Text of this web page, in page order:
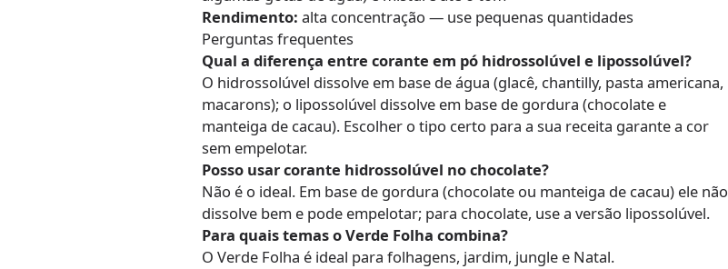
Rendimento: alta concentração — use pequenas quantidades
Perguntas frequentes
Qual a diferença entre corante em pó hidrossolúvel e lipossolúvel?
O hidrossolúvel dissolve em base de água (glacê, chantilly, pasta americana,
macarons); o lipossolúvel dissolve em base de gordura (chocolate e
manteiga de cacau). Escolher o tipo certo para a sua receita garante a cor
sem empelotar.
Posso usar corante hidrossolúvel no chocolate?
Não é o ideal. Em base de gordura (chocolate ou manteiga de cacau) ele não
dissolve bem e pode empelotar; para chocolate, use a versão lipossolúvel.
Para quais temas o Verde Folha combina?
O Verde Folha é ideal para folhagens, jardim, jungle e Natal.